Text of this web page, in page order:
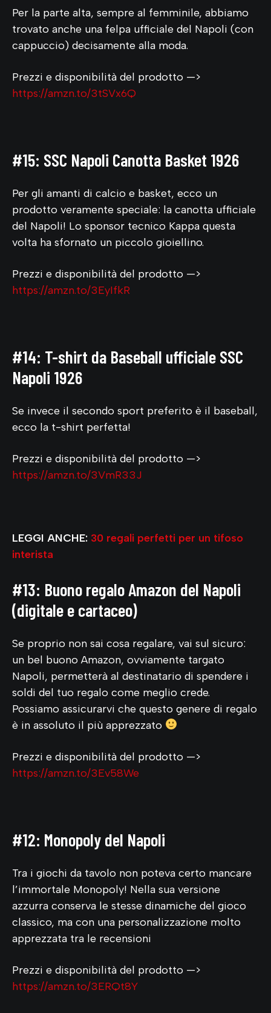
Per la parte alta, sempre al femminile, abbiamo
trovato anche una felpa ufficiale del Napoli (con
cappuccio) decisamente alla moda.
Prezzi e disponibilità del prodotto —>
https://amzn.to/3tSVx6Q
#15: SSC Napoli Canotta Basket 1926
Per gli amanti di calcio e basket, ecco un
prodotto veramente speciale: la canotta ufficiale
del Napoli! Lo sponsor tecnico Kappa questa
volta ha sfornato un piccolo gioiellino.
Prezzi e disponibilità del prodotto —>
https://amzn.to/3EyIfkR
#14: T-shirt da Baseball ufficiale SSC
Napoli 1926
Se invece il secondo sport preferito è il baseball,
ecco la t-shirt perfetta!
Prezzi e disponibilità del prodotto —>
https://amzn.to/3VmR33J
LEGGI ANCHE: 30 regali perfetti per un tifoso
interista
#13: Buono regalo Amazon del Napoli
(digitale e cartaceo)
Se proprio non sai cosa regalare, vai sul sicuro:
un bel buono Amazon, ovviamente targato
Napoli, permetterà al destinatario di spendere i
soldi del tuo regalo come meglio crede.
Possiamo assicurarvi che questo genere di regalo
è in assoluto il più apprezzato
Prezzi e disponibilità del prodotto —>
https://amzn.to/3Ev58We
#12: Monopoly del Napoli
Tra i giochi da tavolo non poteva certo mancare
l’immortale Monopoly! Nella sua versione
azzurra conserva le stesse dinamiche del gioco
classico, ma con una personalizzazione molto
apprezzata tra le recensioni
Prezzi e disponibilità del prodotto —>
https://amzn.to/3ERQt8Y